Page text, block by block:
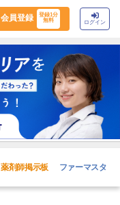
会員登録
登録1分
無料
ログイン
薬剤師掲示板 ファーマスタイ